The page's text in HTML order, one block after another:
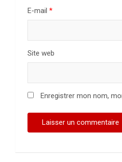
E-mail *
Site web
Enregistrer mon nom,